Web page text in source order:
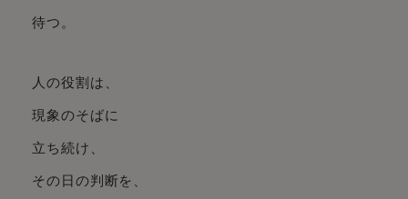
待つ。
人の役割は、
現象のそばに
立ち続け、
その日の判断を、